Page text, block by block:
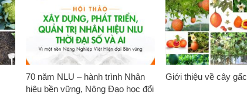
70 năm NLU – hành trình Nhân
hiệu bền vững, Nông Đạo học đổi
Giới thiệu về cây gấc